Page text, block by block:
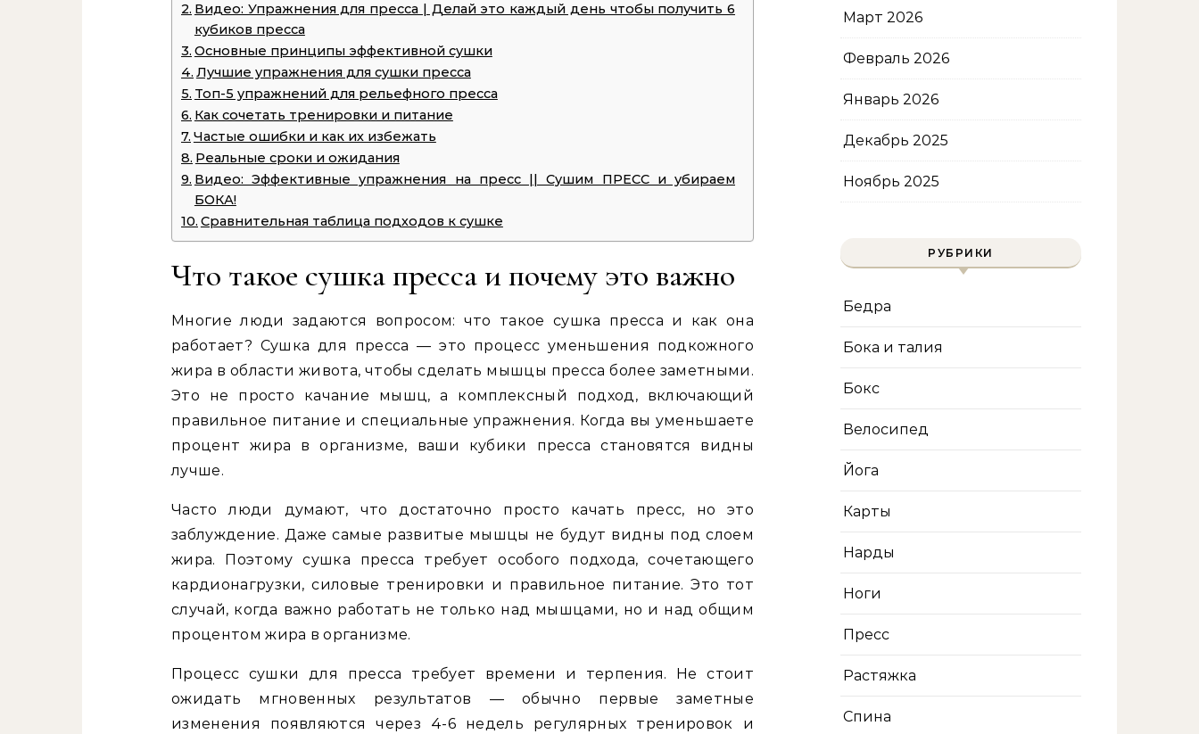
Видео: Упражнения для пресса | Делай это каждый день чтобы получить 6
кубиков пресса
Основные принципы эффективной сушки
Лучшие упражнения для сушки пресса
Топ-5 упражнений для рельефного пресса
Как сочетать тренировки и питание
Частые ошибки и как их избежать
Реальные сроки и ожидания
Видео: Эффективные упражнения на пресс || Сушим ПРЕСС и убираем
БОКА!
Сравнительная таблица подходов к сушке
Что такое сушка пресса и почему это важно
Многие люди задаются вопросом: что такое сушка пресса и как она
работает? Сушка для пресса — это процесс уменьшения подкожного
жира в области живота, чтобы сделать мышцы пресса более заметными.
Это не просто качание мышц, а комплексный подход, включающий
правильное питание и специальные упражнения. Когда вы уменьшаете
процент жира в организме, ваши кубики пресса становятся видны
лучше.
Часто люди думают, что достаточно просто качать пресс, но это
заблуждение. Даже самые развитые мышцы не будут видны под слоем
жира. Поэтому сушка пресса требует особого подхода, сочетающего
кардионагрузки, силовые тренировки и правильное питание. Это тот
случай, когда важно работать не только над мышцами, но и над общим
процентом жира в организме.
Процесс сушки для пресса требует времени и терпения. Не стоит
ожидать мгновенных результатов — обычно первые заметные
изменения появляются через 4-6 недель регулярных тренировок и
Март 2026
Февраль 2026
Январь 2026
Декабрь 2025
Ноябрь 2025
РУБРИКИ
Бедра
Бока и талия
Бокс
Велосипед
Йога
Карты
Нарды
Ноги
Пресс
Растяжка
Спина